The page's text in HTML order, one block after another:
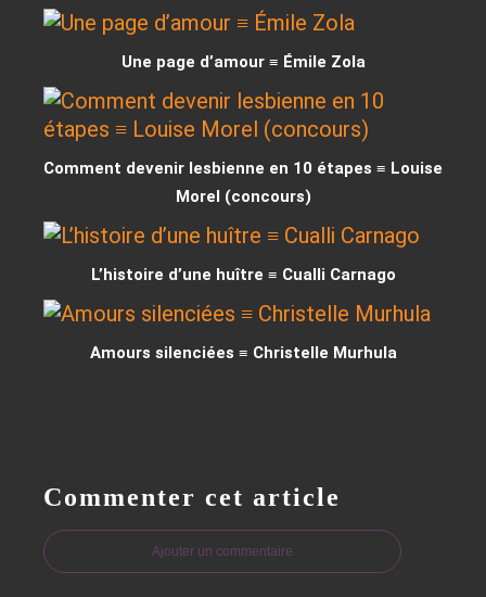
Une page d’amour ≡ Émile Zola
Comment devenir lesbienne en 10 étapes ≡ Louise
Morel (concours)
L’histoire d’une huître ≡ Cualli Carnago
Amours silenciées ≡ Christelle Murhula
Commenter cet article
Ajouter un commentaire